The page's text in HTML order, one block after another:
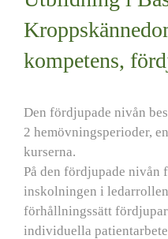
kompetens,
Den fördjupade nivån
2 hemövningsperioder,
kurserna.
På den fördjupade nivån
inskolningen i
förhållningssätt
individuella